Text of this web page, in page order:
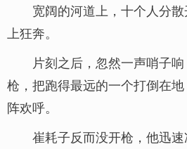
宽阔的河道上，十个人分
上狂奔。
片刻之后，忽然一声哨子
枪，把跑得最远的一个打倒在
阵欢呼。
崔耗子反而没开枪，他迅